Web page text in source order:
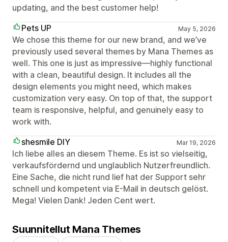
updating, and the best customer help!
Pets UP
May 5, 2026
We chose this theme for our new brand, and we’ve
previously used several themes by Mana Themes as
well. This one is just as impressive—highly functional
with a clean, beautiful design. It includes all the
design elements you might need, which makes
customization very easy. On top of that, the support
team is responsive, helpful, and genuinely easy to
work with.
shesmile DIY
Mar 19, 2026
Ich liebe alles an diesem Theme. Es ist so vielseitig,
verkaufsfördernd und unglaublich Nutzerfreundlich.
Eine Sache, die nicht rund lief hat der Support sehr
schnell und kompetent via E-Mail in deutsch gelöst.
Mega! Vielen Dank! Jeden Cent wert.
Suunnitellut Mana Themes